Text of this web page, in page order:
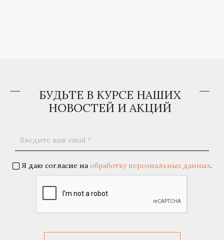
БУДЬТЕ В КУРСЕ НАШИХ
НОВОСТЕЙ И АКЦИЙ
Я даю согласие на обработку персональных данных.